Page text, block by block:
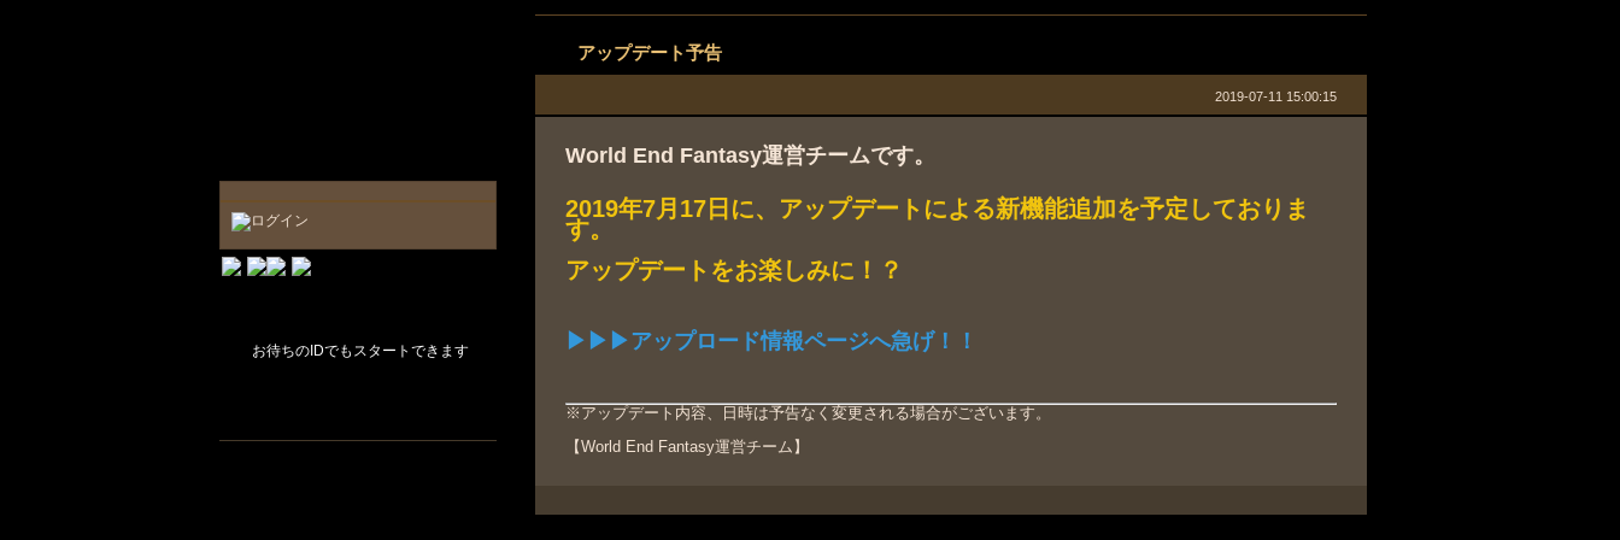
お待ちのIDでもスタートできます
アップデート予告
2019-07-11 15:00:15
World End Fantasy運営チームです。
2019年7月17日に、アップデートによる新機能追加を予定しておりま
す。
アップデートをお楽しみに！？
▶▶▶アップロード情報ページへ急げ！！
※アップデート内容、日時は予告なく変更される場合がございます。
【World End Fantasy運営チーム】